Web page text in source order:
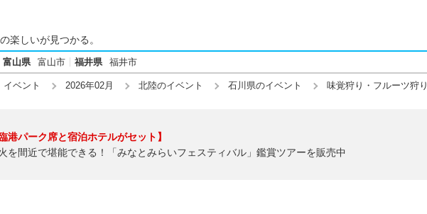
楽しいが見つかる。
富山県 富山市 福井県 福井市
イベント 2026年02月 北陸のイベント 石川県のイベント 味覚狩り・フルーツ狩り
臨港パーク席と宿泊ホテルがセット】
を間近で堪能できる！「みなとみらいフェスティバル」鑑賞ツアーを販売中